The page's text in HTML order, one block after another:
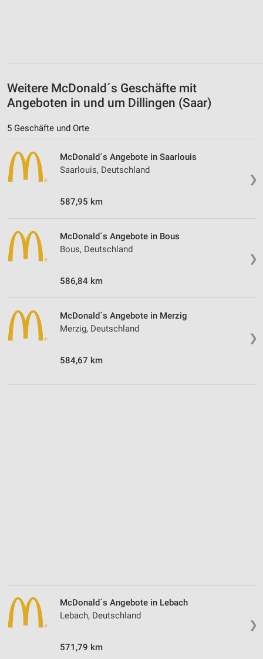
Weitere McDonald´s Geschäfte mit
Angeboten in und um Dillingen (Saar)
5 Geschäfte und Orte
❯
McDonald´s Angebote in Saarlouis
Saarlouis, Deutschland
587,95 km
❯
McDonald´s Angebote in Bous
Bous, Deutschland
586,84 km
❯
McDonald´s Angebote in Merzig
Merzig, Deutschland
584,67 km
❯
McDonald´s Angebote in Lebach
Lebach, Deutschland
571,79 km